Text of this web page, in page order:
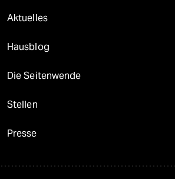
Aktuelles
Hausblog
Die Seitenwende
Stellen
Presse